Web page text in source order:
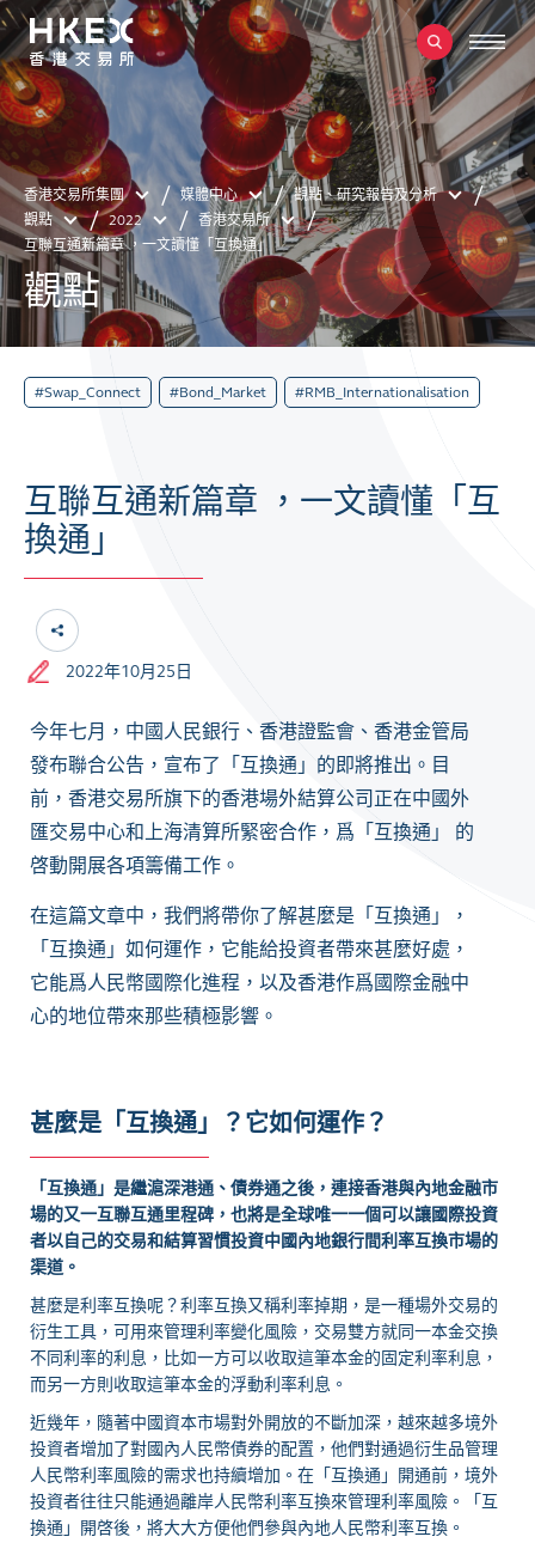
香港交易所集團 媒體中心
觀點、研究報告及分析
觀點
2022
香港交易所
互聯互通新篇章 ，一文讀懂「互換通」
觀點
#Swap_Connect #Bond_Market #RMB_Internationalisation
互聯互通新篇章 ，一文讀懂「互
換通」
2022年10月25日
今年七月，中國人民銀行、香港證監會、香港金管局
發布聯合公告，宣布了「互換通」的即將推出。目
前，香港交易所旗下的香港場外結算公司正在中國外
匯交易中心和上海清算所緊密合作，爲「互換通」 的
啓動開展各項籌備工作。
在這篇文章中，我們將帶你了解甚麼是「互換通」，
「互換通」如何運作，它能給投資者帶來甚麼好處，
它能爲人民幣國際化進程，以及香港作爲國際金融中
心的地位帶來那些積極影響。
甚麼是「互換通」？它如何運作？
「互換通」是繼滬深港通、債券通之後，連接香港與內地金融市
場的又一互聯互通里程碑，也將是全球唯一一個可以讓國際投資
者以自己的交易和結算習慣投資中國內地銀行間利率互換市場的
渠道。
甚麼是利率互換呢？利率互換又稱利率掉期，是一種場外交易的
衍生工具，可用來管理利率變化風險，交易雙方就同一本金交換
不同利率的利息，比如一方可以收取這筆本金的固定利率利息，
而另一方則收取這筆本金的浮動利率利息。
近幾年，隨著中國資本市場對外開放的不斷加深，越來越多境外
投資者增加了對國內人民幣債券的配置，他們對通過衍生品管理
人民幣利率風險的需求也持續增加。在「互換通」開通前，境外
投資者往往只能通過離岸人民幣利率互換來管理利率風險。「互
換通」開啓後，將大大方便他們參與內地人民幣利率互換。